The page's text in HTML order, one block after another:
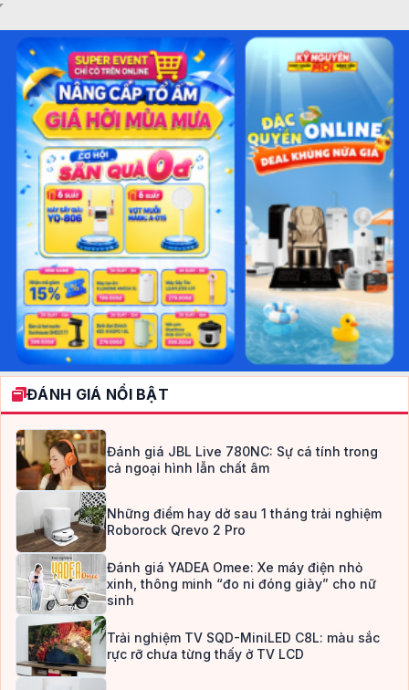
ĐÁNH GIÁ NỔI BẬT
Đánh giá JBL Live 780NC: Sự cá tính trong
cả ngoại hình lẫn chất âm
Những điểm hay dở sau 1 tháng trải nghiệm
Roborock Qrevo 2 Pro
Đánh giá YADEA Omee: Xe máy điện nhỏ
xinh, thông minh “đo ni đóng giày” cho nữ
sinh
Trải nghiệm TV SQD-MiniLED C8L: màu sắc
rực rỡ chưa từng thấy ở TV LCD